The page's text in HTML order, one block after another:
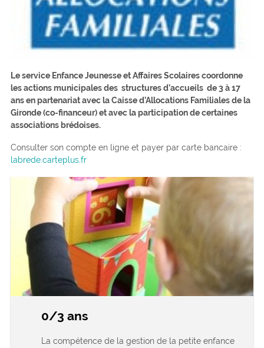
Le service Enfance Jeunesse et Affaires Scolaires coordonne
les actions municipales des structures d’accueils de 3 à 17
ans en partenariat avec la Caisse d’Allocations Familiales de la
Gironde (co-financeur) et avec la participation de certaines
associations brédoises.
Consulter son compte en ligne et payer par carte bancaire :
labrede.carteplus.fr
0/3 ans
La compétence de la gestion de la petite enfance